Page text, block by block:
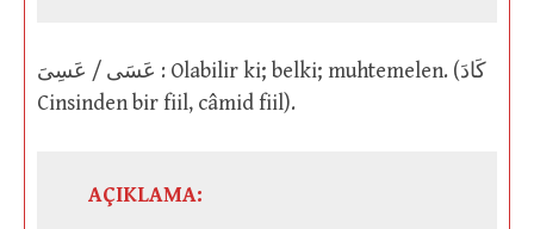
عَسَى / عَسِىَ : Olabilir ki; belki; muhtemelen. (كَادَ
Cinsinden bir fiil, câmid fiil).
AÇIKLAMA: